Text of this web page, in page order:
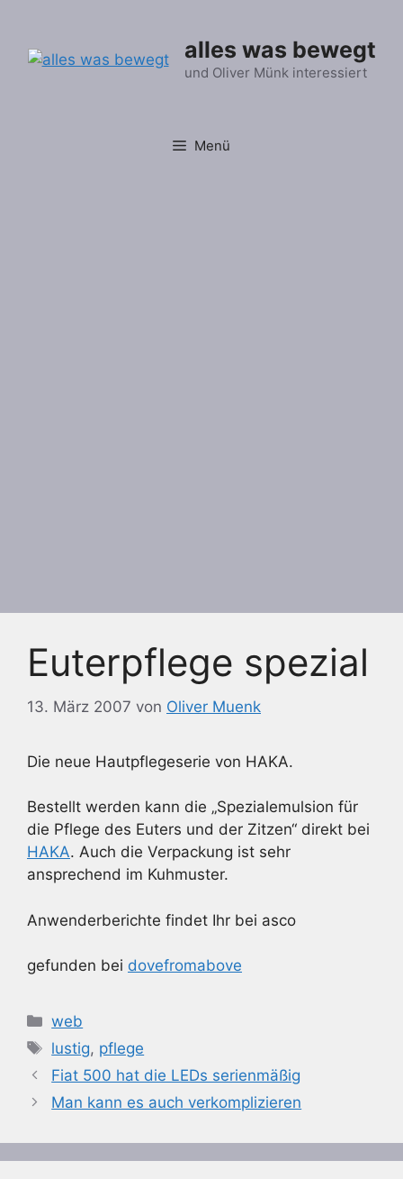
springen
alles was bewegt
und Oliver Münk interessiert
Menü
Euterpflege spezial
13. März 2007 von Oliver Muenk
Die neue Hautpflegeserie von HAKA.
Bestellt werden kann die „Spezialemulsion für
die Pflege des Euters und der Zitzen“ direkt bei
HAKA. Auch die Verpackung ist sehr
ansprechend im Kuhmuster.
Anwenderberichte findet Ihr bei asco
gefunden bei dovefromabove
Kategorien
web
Schlagwörter
lustig, pflege
Fiat 500 hat die LEDs serienmäßig
Man kann es auch verkomplizieren